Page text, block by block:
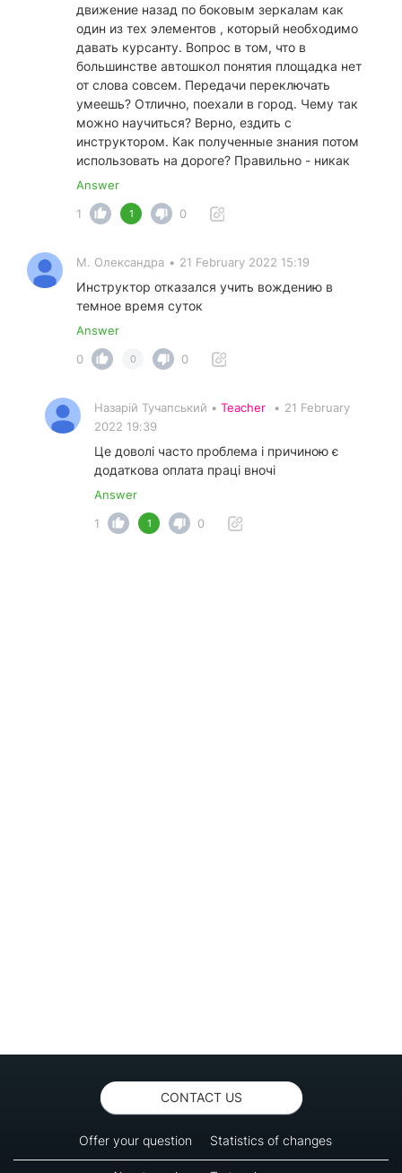
движение назад по боковым зеркалам как
один из тех элементов , который необходимо
давать курсанту. Вопрос в том, что в
большинстве автошкол понятия площадка нет
от слова совсем. Передачи переключать
умеешь? Отлично, поехали в город. Чему так
можно научиться? Верно, ездить с
инструктором. Как полученные знания потом
использовать на дороге? Правильно - никак
Answer
1
1 0
М. Олександра • 21 February 2022 15:19
Инструктор отказался учить вождению в
темное время суток
Answer
0
0 0
Назарій Тучапський • Teacher • 21 February
2022 19:39
Це доволі часто проблема і причиною є
додаткова оплата праці вночі
Answer
1
1 0
CONTACT US
Offer your question Statistics of changes